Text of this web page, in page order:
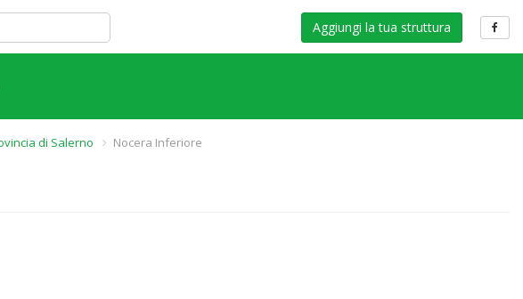
Aggiungi la tua struttura
di Salerno Nocera Inferiore